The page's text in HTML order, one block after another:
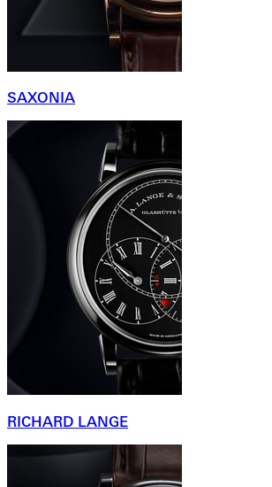
SAXONIA
RICHARD LANGE